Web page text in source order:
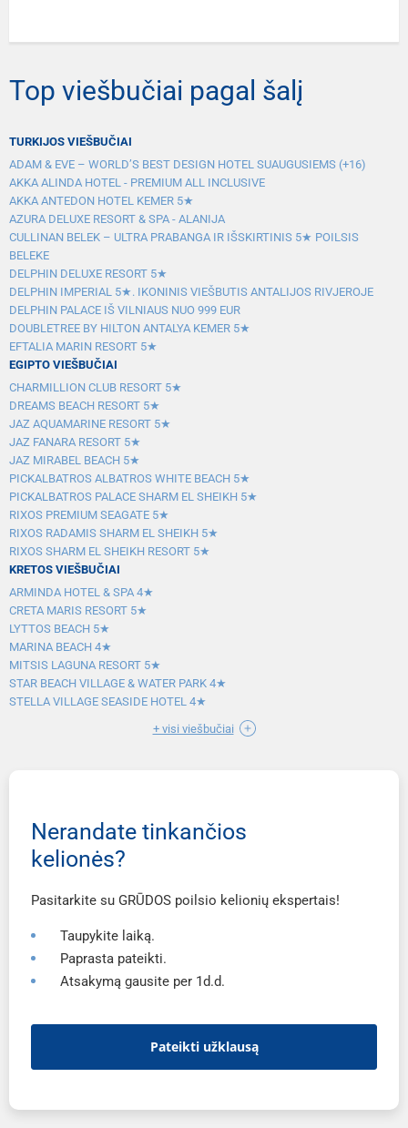
Top viešbučiai pagal šalį
TURKIJOS VIEŠBUČIAI
ADAM & EVE – WORLD’S BEST DESIGN HOTEL SUAUGUSIEMS (+16)
AKKA ALINDA HOTEL - PREMIUM ALL INCLUSIVE
AKKA ANTEDON HOTEL KEMER 5★
AZURA DELUXE RESORT & SPA - ALANIJA
CULLINAN BELEK – ULTRA PRABANGA IR IŠSKIRTINIS 5★ POILSIS
BELEKE
DELPHIN DELUXE RESORT 5★
DELPHIN IMPERIAL 5★. IKONINIS VIEŠBUTIS ANTALIJOS RIVJEROJE
DELPHIN PALACE IŠ VILNIAUS NUO 999 EUR
DOUBLETREE BY HILTON ANTALYA KEMER 5★
EFTALIA MARIN RESORT 5★
EGIPTO VIEŠBUČIAI
CHARMILLION CLUB RESORT 5★
DREAMS BEACH RESORT 5★
JAZ AQUAMARINE RESORT 5★
JAZ FANARA RESORT 5★
JAZ MIRABEL BEACH 5★
PICKALBATROS ALBATROS WHITE BEACH 5★
PICKALBATROS PALACE SHARM EL SHEIKH 5★
RIXOS PREMIUM SEAGATE 5★
RIXOS RADAMIS SHARM EL SHEIKH 5★
RIXOS SHARM EL SHEIKH RESORT 5★
KRETOS VIEŠBUČIAI
ARMINDA HOTEL & SPA 4★
CRETA MARIS RESORT 5★
LYTTOS BEACH 5★
MARINA BEACH 4★
MITSIS LAGUNA RESORT 5★
STAR BEACH VILLAGE & WATER PARK 4★
STELLA VILLAGE SEASIDE HOTEL 4★
+ visi viešbučiai
Nerandate tinkančios
kelionės?
Pasitarkite su GRŪDOS poilsio kelionių ekspertais!
Taupykite laiką.
Paprasta pateikti.
Atsakymą gausite per 1d.d.
Pateikti užklausą